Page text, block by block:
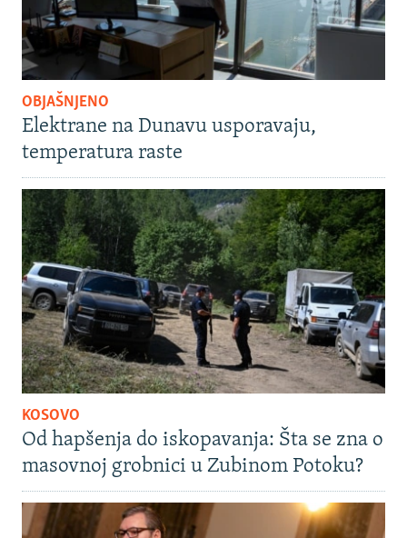
OBJAŠNJENO
Elektrane na Dunavu usporavaju,
temperatura raste
KOSOVO
Od hapšenja do iskopavanja: Šta se zna o
masovnoj grobnici u Zubinom Potoku?